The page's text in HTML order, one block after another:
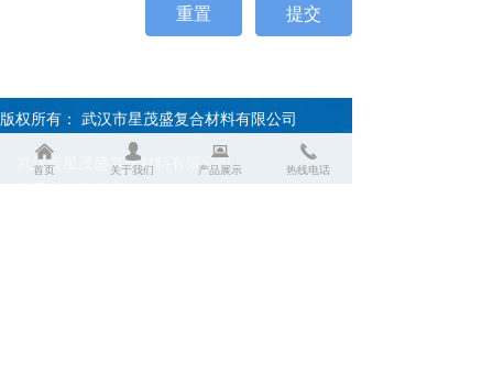
提交
重置
武汉市星茂盛复合材料有限公司
版权所有： 武汉市星茂盛复合材料有限公司
낀
首页
넙
关于我们
뀵
产品展示
끅
热线电话